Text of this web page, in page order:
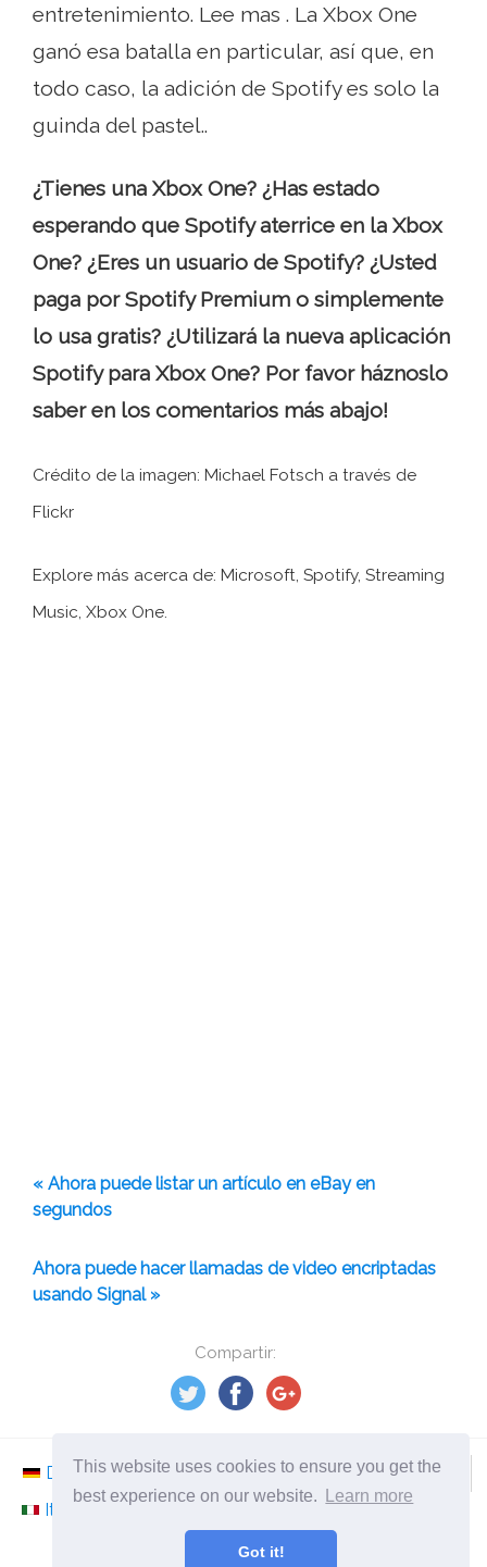
This website uses cookies to ensure you get the
best experience on our website.
Learn more
Got it!
Compartir:
entretenimiento. Lee mas . La Xbox One
ganó esa batalla en particular, así que, en
todo caso, la adición de Spotify es solo la
guinda del pastel..
¿Tienes una Xbox One? ¿Has estado
esperando que Spotify aterrice en la Xbox
One? ¿Eres un usuario de Spotify? ¿Usted
paga por Spotify Premium o simplemente
lo usa gratis? ¿Utilizará la nueva aplicación
Spotify para Xbox One? Por favor háznoslo
saber en los comentarios más abajo!
Crédito de la imagen: Michael Fotsch a través de
Flickr
Explore más acerca de: Microsoft, Spotify, Streaming
Music, Xbox One.
« Ahora puede listar un artículo en eBay en
segundos
Ahora puede hacer llamadas de video encriptadas
usando Signal »
Deutsch Nederlands Svenska
Norsk
Italiano
Español Românesc
es.ephesossoftware.com